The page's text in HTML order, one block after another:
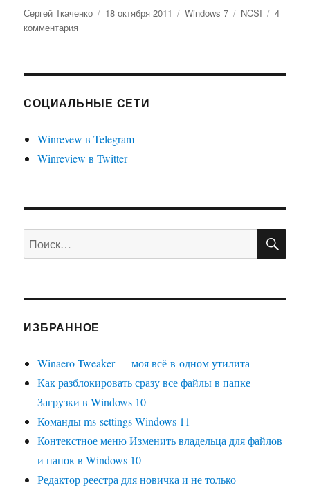
Автор
Сергей Ткаченко Опубликовано
18 октября 2011 Рубрики
Windows 7 Метки
NCSI
4
комментария
образом
определяет
в
Интернет?
СОЦИАЛЬНЫЕ СЕТИ
Winrevew в Telegram
Winreview в Twitter
Искать:
ИЗБРАННОЕ
Winaero Tweaker — моя всё-в-одном утилита
Как разблокировать сразу все файлы в папке
Загрузки в Windows 10
Команды ms-settings Windows 11
Контекстное меню Изменить владельца для файлов
и папок в Windows 10
Редактор реестра для новичка и не только